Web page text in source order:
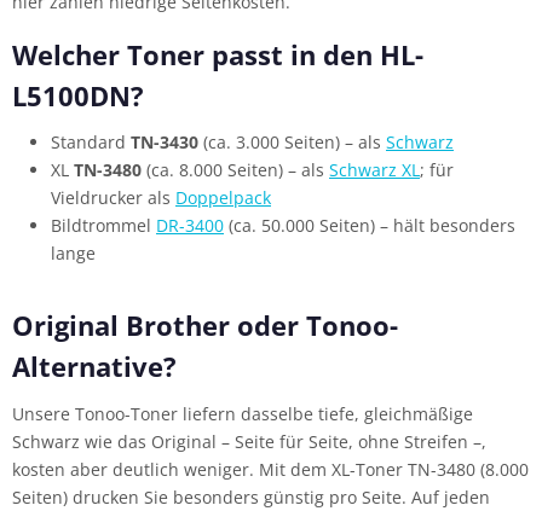
Welcher Toner passt in den HL-
L5100DN?
Standard TN-3430 (ca. 3.000 Seiten) – als Schwarz
XL TN-3480 (ca. 8.000 Seiten) – als Schwarz XL; für
Vieldrucker als Doppelpack
Bildtrommel DR-3400 (ca. 50.000 Seiten) – hält besonders
lange
Original Brother oder Tonoo-
Alternative?
Unsere Tonoo-Toner liefern dasselbe tiefe, gleichmäßige
Schwarz wie das Original – Seite für Seite, ohne Streifen –,
kosten aber deutlich weniger. Mit dem XL-Toner TN-3480 (8.000
Seiten) drucken Sie besonders günstig pro Seite. Auf jeden